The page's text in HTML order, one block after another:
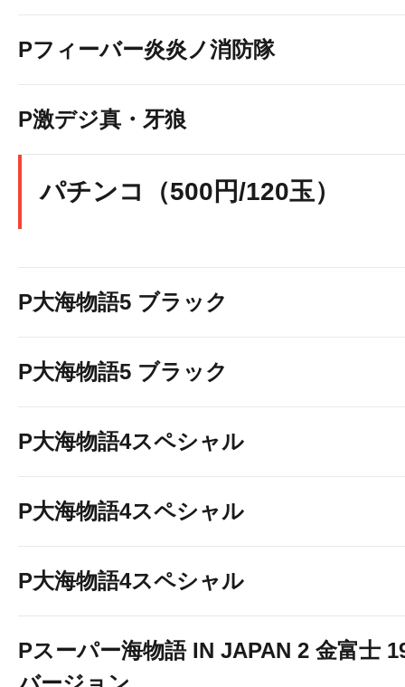
Pフィーバー炎炎ノ消防隊
P激デジ真・牙狼
パチンコ（500円/120玉）
P大海物語5 ブラック
P大海物語5 ブラック
P大海物語4スペシャル
P大海物語4スペシャル
P大海物語4スペシャル
Pスーパー海物語 IN JAPAN 2 金富士